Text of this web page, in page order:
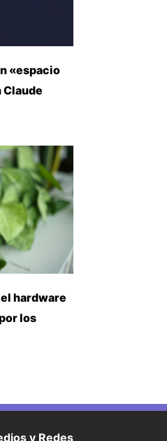
«espacio
hardware
los
y Redes